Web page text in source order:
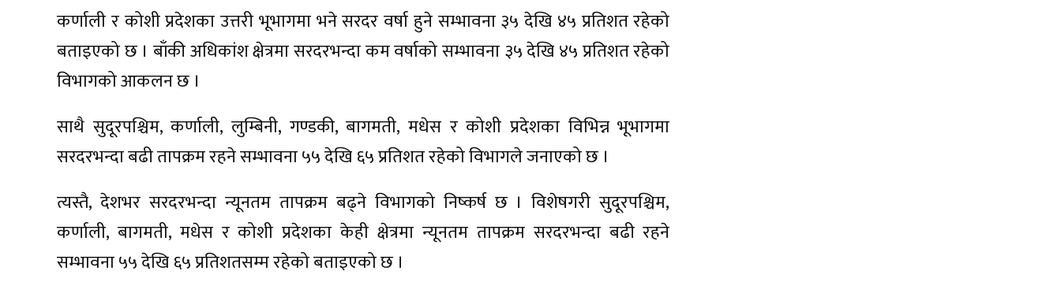
कर्णाली र कोशी प्रदेशका उत्तरी भूभागमा भने सरदर वर्षा हुने सम्भावना ३५ देखि ४५ प्रतिशत रहेको
बताइएको छ । बाँकी अधिकांश क्षेत्रमा सरदरभन्दा कम वर्षाको सम्भावना ३५ देखि ४५ प्रतिशत रहेको
विभागको आकलन छ ।
साथै सुदूरपश्चिम, कर्णाली, लुम्बिनी, गण्डकी, बागमती, मधेस र कोशी प्रदेशका विभिन्न भूभागमा
सरदरभन्दा बढी तापक्रम रहने सम्भावना ५५ देखि ६५ प्रतिशत रहेको विभागले जनाएको छ ।
त्यस्तै, देशभर सरदरभन्दा न्यूनतम तापक्रम बढ्ने विभागको निष्कर्ष छ । विशेषगरी सुदूरपश्चिम,
कर्णाली, बागमती, मधेस र कोशी प्रदेशका केही क्षेत्रमा न्यूनतम तापक्रम सरदरभन्दा बढी रहने
सम्भावना ५५ देखि ६५ प्रतिशतसम्म रहेको बताइएको छ ।